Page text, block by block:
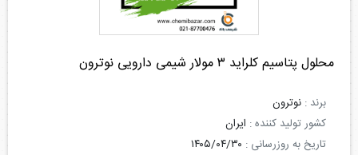
محلول پتاسیم کلراید ۳ مولار شیمی دارویی نوترون
برند : نوترون
کشور تولید کننده : ایران
تاریخ به روزرسانی : ۱۴۰۵/۰۴/۳۰